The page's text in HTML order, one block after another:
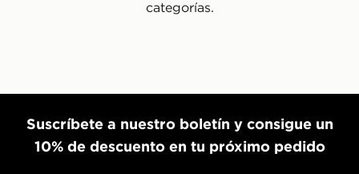
categorías.
Suscríbete a nuestro boletín y consigue un
10% de descuento en tu próximo pedido